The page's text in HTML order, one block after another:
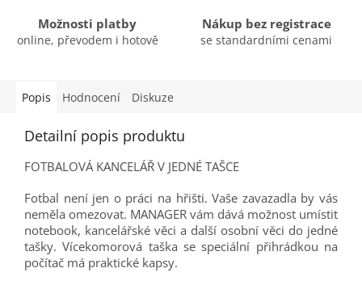
Možnosti platby
online, převodem i hotově
Nákup bez registrace
se standardními cenami
Popis Hodnocení Diskuze
Detailní popis produktu
FOTBALOVÁ KANCELÁŘ V JEDNÉ TAŠCE
Fotbal není jen o práci na hřišti. Vaše zavazadla by vás
neměla omezovat. MANAGER vám dává možnost umístit
notebook, kancelářské věci a další osobní věci do jedné
tašky. Vícekomorová taška se speciální přihrádkou na
počítač má praktické kapsy.